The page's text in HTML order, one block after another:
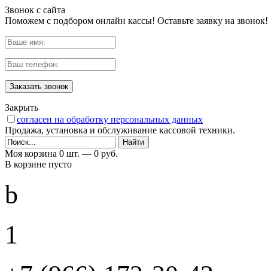
Звонок с сайта
Поможем с подбором онлайн кассы! Оставьте заявку на звонок!
Заказать звонок
Закрыть
согласен на обработку персональных данных
Продажа, установка и обслуживание кассовой техники.
Моя корзина 0 шт. — 0 руб.
В корзине пусто
b
1